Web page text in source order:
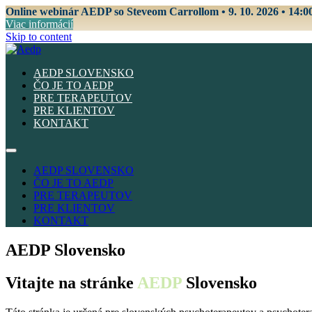
Online webinár AEDP so Steveom Carrollom • 9. 10. 2026 •
Viac informácií
Skip to content
AEDP SLOVENSKO
ČO JE TO AEDP
PRE TERAPEUTOV
PRE KLIENTOV
KONTAKT
AEDP SLOVENSKO
ČO JE TO AEDP
PRE TERAPEUTOV
PRE KLIENTOV
KONTAKT
AEDP Slovensko
Vitajte na stránke AEDP Slovensko